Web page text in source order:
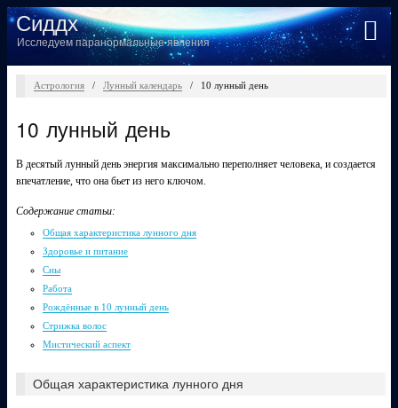
Сиддх
Исследуем паранормальные явления
Астрология / Лунный календарь / 10 лунный день
10 лунный день
В десятый лунный день энергия максимально переполняет человека, и создается
впечатление, что она бьет из него ключом.
Содержание статьи:
Общая характеристика лунного дня
Здоровье и питание
Сны
Работа
Рождённые в 10 лунный день
Стрижка волос
Мистический аспект
Общая характеристика лунного дня